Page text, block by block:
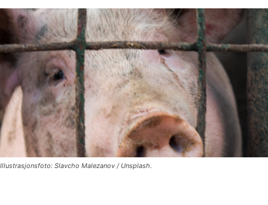
Illustrasjonsfoto: Slavcho Malezanov / Unsplash.